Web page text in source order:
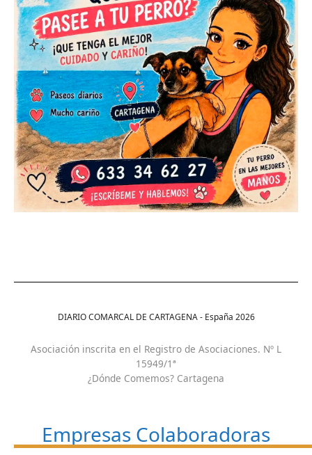
DIARIO COMARCAL DE CARTAGENA - España 2026
Asociación inscrita en el Registro de Asociaciones. Nº L
15949/1ª
¿Dónde Comemos? Cartagena
Empresas Colaboradoras